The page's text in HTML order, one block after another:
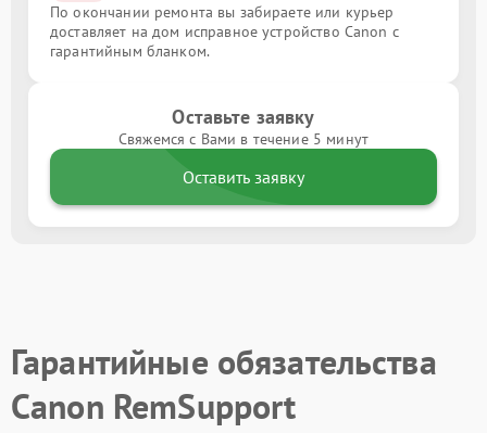
По окончании ремонта вы забираете или курьер
доставляет на дом исправное устройство Canon с
гарантийным бланком.
Оставьте заявку
Свяжемся с Вами в течение 5 минут
Оставить заявку
Гарантийные обязательства
Canon RemSupport